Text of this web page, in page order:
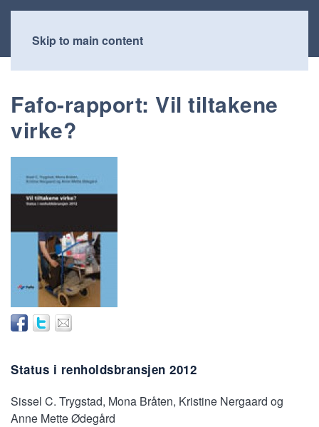
Skip to main content
Fafo-rapport: Vil tiltakene
virke?
Status i renholdsbransjen 2012
Sissel C. Trygstad, Mona Bråten, Kristine Nergaard og
Anne Mette Ødegård